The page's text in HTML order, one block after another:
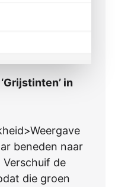
in
beneden naar
Verschuif de
die groen